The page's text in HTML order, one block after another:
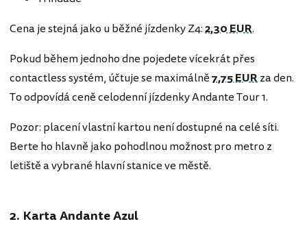
Cena je stejná jako u běžné jízdenky Z4:2,30 EUR.
Pokud během jednoho dne pojedete vícekrát přes
contactless systém, účtuje se maximálně7,75 EURza den.
To odpovídá ceně celodenní jízdenky Andante Tour 1.
Pozor: placení vlastní kartou není dostupné na celé síti.
Berte ho hlavně jako pohodlnou možnost pro metro z
letiště a vybrané hlavní stanice ve městě.
2. Karta Andante Azul